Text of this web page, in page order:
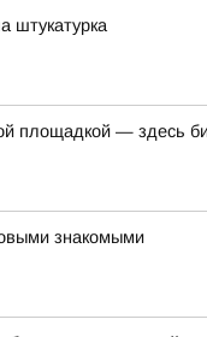
штукатурка
площадкой — здесь
знакомыми